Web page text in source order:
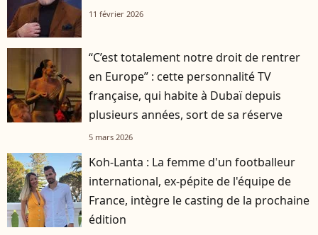
11 février 2026
“C’est totalement notre droit de rentrer
en Europe” : cette personnalité TV
française, qui habite à Dubaï depuis
plusieurs années, sort de sa réserve
5 mars 2026
Koh-Lanta : La femme d'un footballeur
international, ex-pépite de l'équipe de
France, intègre le casting de la prochaine
édition